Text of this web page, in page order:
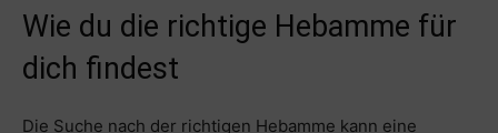
Wie du die richtige Hebamme für
dich findest
Die Suche nach der richtigen Hebamme kann eine